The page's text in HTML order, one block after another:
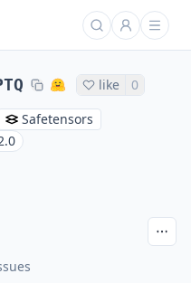
like
0
Safetensors